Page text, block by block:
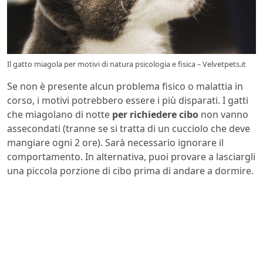
Il gatto miagola per motivi di natura psicologia e fisica – Velvetpets.it
Se non è presente alcun problema fisico o malattia in
corso, i motivi potrebbero essere i più disparati. I gatti
che miagolano di notte per richiedere cibo non vanno
assecondati (tranne se si tratta di un cucciolo che deve
mangiare ogni 2 ore). Sarà necessario ignorare il
comportamento. In alternativa, puoi provare a lasciargli
una piccola porzione di cibo prima di andare a dormire.